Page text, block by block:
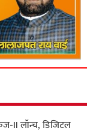
II लॉन्च, डिजिटल